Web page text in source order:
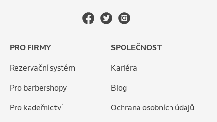
PRO FIRMY
Rezervační systém
Pro barbershopy
Pro kadeřnictví
SPOLEČNOST
Kariéra
Blog
Ochrana osobních údajů